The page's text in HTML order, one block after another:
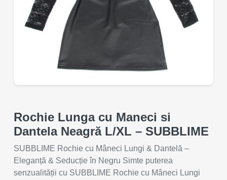
Rochie Lunga cu Maneci si
Dantela Neagră L/XL – SUBBLIME
SUBBLIME Rochie cu Mâneci Lungi & Dantelă –
Eleganță & Seducție în Negru Simte puterea
senzualității cu SUBBLIME Rochie cu Mâneci Lungi